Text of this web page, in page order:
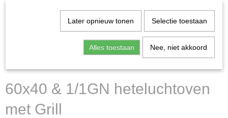
60x40 & 1/1GN heteluchtoven
met Grill
Later opnieuw tonen Selectie toestaan
Alles toestaan Nee, niet akkoord